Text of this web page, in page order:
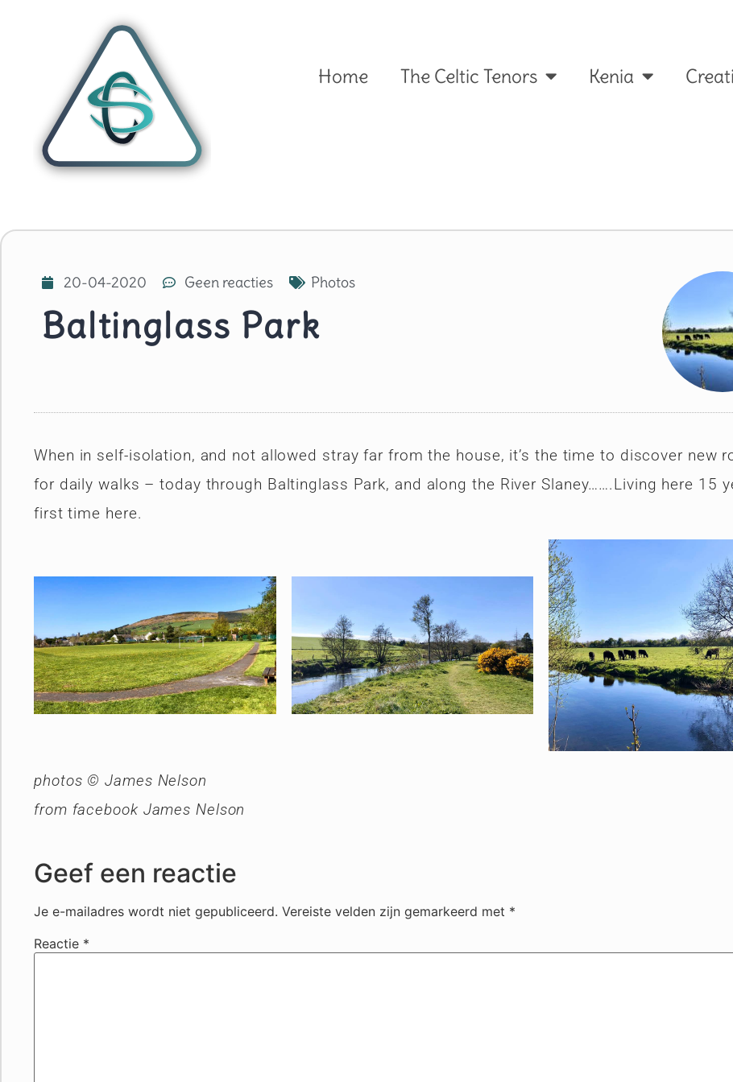
Home The Celtic Tenors Kenia
20-04-2020 Geen reacties Photos
Baltinglass Park
When in self-isolation, and not allowed stray far from the house, it’s the time to discover new
for daily walks – today through Baltinglass Park, and along the River Slaney…….Living here 15
first time here.
photos © James Nelson
from facebook James Nelson
Geef een reactie
Je e-mailadres wordt niet gepubliceerd. Vereiste velden zijn gemarkeerd met *
Reactie *